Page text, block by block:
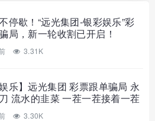
停歇！“远光集团-银彩娱乐”彩
局，新一轮收割已开启！
3.31K
娱乐】远光集团 彩票跟单骗局 永
流水的韭菜 一茬一茬接着一茬
线收割跑路
3.30K